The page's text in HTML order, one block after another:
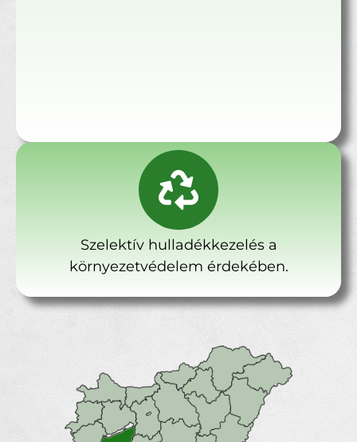
Szelektív hulladékkezelés a
környezetvédelem érdekében.